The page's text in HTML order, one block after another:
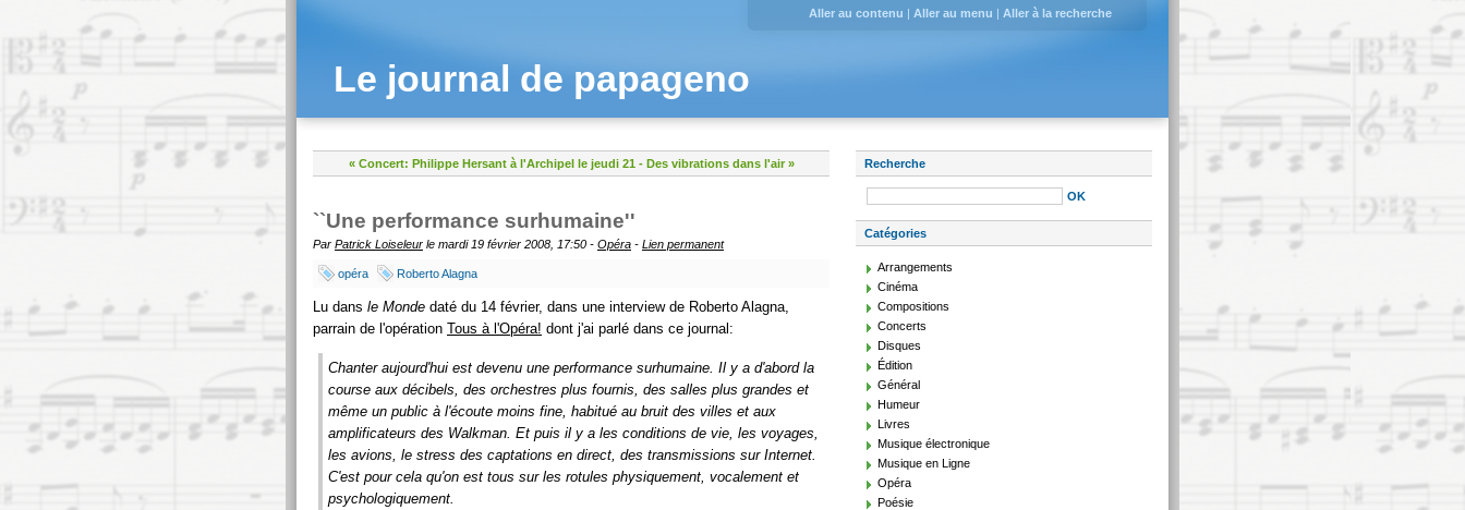
Le journal de papageno
Aller au contenu | Aller au menu | Aller à la recherche
« Concert: Philippe Hersant à l'Archipel le jeudi 21 - Des vibrations dans l'air »
``Une performance surhumaine''
Par Patrick Loiseleur le mardi 19 février 2008, 17:50 - Opéra - Lien permanent
opéra Roberto Alagna
Lu dans le Monde daté du 14 février, dans une interview de Roberto Alagna,
parrain de l'opération Tous à l'Opéra! dont j'ai parlé dans ce journal:
Chanter aujourd'hui est devenu une performance surhumaine. Il y a d'abord la
course aux décibels, des orchestres plus fournis, des salles plus grandes et
même un public à l'écoute moins fine, habitué au bruit des villes et aux
amplificateurs des Walkman. Et puis il y a les conditions de vie, les voyages,
les avions, le stress des captations en direct, des transmissions sur Internet.
C'est pour cela qu'on est tous sur les rotules physiquement, vocalement et
psychologiquement.
Recherche
Catégories
Arrangements
Cinéma
Compositions
Concerts
Disques
Édition
Général
Humeur
Livres
Musique électronique
Musique en Ligne
Opéra
Poésie